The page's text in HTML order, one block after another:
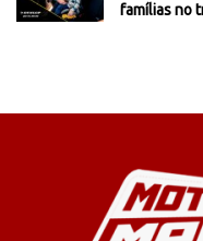
famílias no